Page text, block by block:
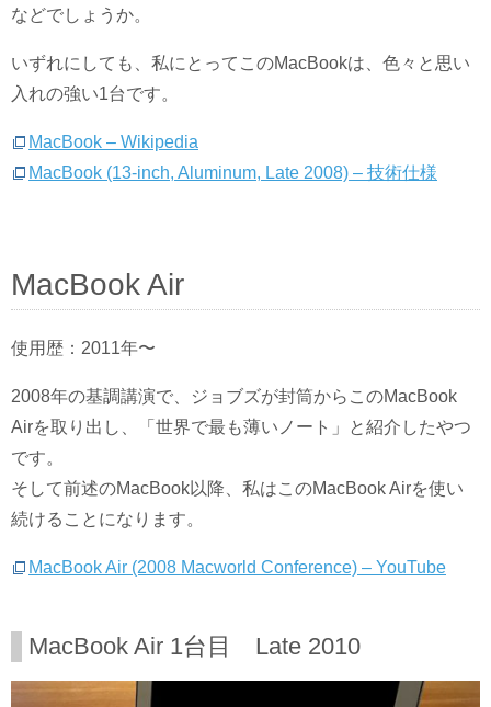
などでしょうか。
いずれにしても、私にとってこのMacBookは、色々と思い
入れの強い1台です。
MacBook – Wikipedia
MacBook (13-inch, Aluminum, Late 2008) – 技術仕様
MacBook Air
使用歴：2011年〜
2008年の基調講演で、ジョブズが封筒からこのMacBook
Airを取り出し、「世界で最も薄いノート」と紹介したやつ
です。
そして前述のMacBook以降、私はこのMacBook Airを使い
続けることになります。
MacBook Air (2008 Macworld Conference) – YouTube
MacBook Air 1台目 Late 2010